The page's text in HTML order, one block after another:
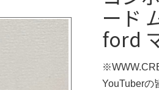
ード
ford
YouTuberの